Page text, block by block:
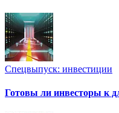
Спецвыпуск: инвестиции
Готовы ли инвесторы к